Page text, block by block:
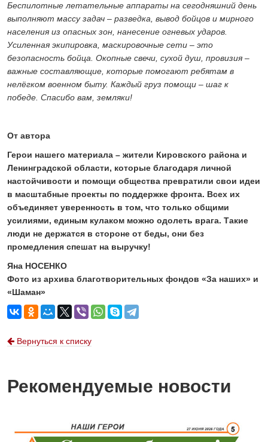
Беспилотные летательные аппараты на сегодняшний день
выполняют массу задач – разведка, вывод бойцов и мирного
населения из опасных зон, нанесение огневых ударов.
Усиленная экипировка, маскировочные сети – это
безопасность бойца. Окопные свечи, сухой душ, провизия –
важные составляющие, которые помогают ребятам в
нелёгком военном быту. Каждый груз помощи – шаг к
победе. Спасибо вам, земляки!
От автора
Герои нашего материала – жители Кировского района и
Ленинградской области, которые благодаря личной
настойчивости и помощи общества превратили свои идеи
в масштабные проекты по поддержке фронта. Всех их
объединяет уверенность в том, что только общими
усилиями, единым кулаком можно одолеть врага. Такие
люди не держатся в стороне от беды, они без
промедления спешат на выручку!
Яна НОСЕНКО
Фото из архива благотворительных фондов «За наших» и
«Шаман»
Вернуться к списку
Рекомендуемые новости